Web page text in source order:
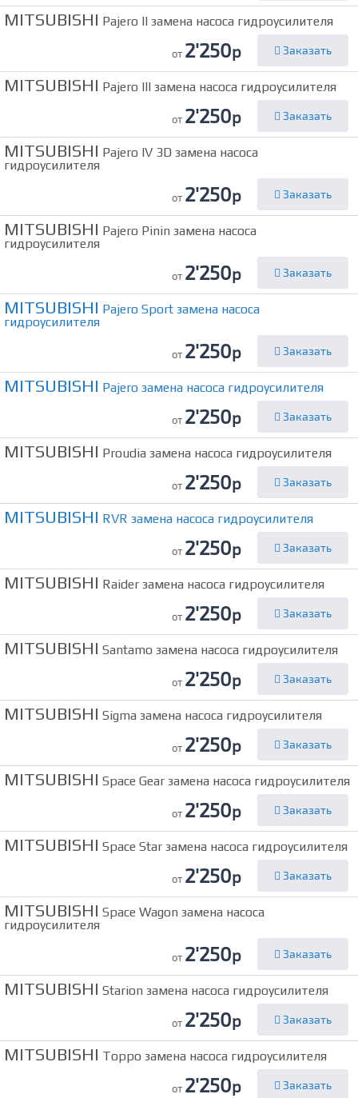
MITSUBISHI Pajero II замена насоса гидроусилителя
от 2'250р Заказать
MITSUBISHI Pajero III замена насоса гидроусилителя
от 2'250р Заказать
MITSUBISHI Pajero IV 3D замена насоса
гидроусилителя
от 2'250р Заказать
MITSUBISHI Pajero Pinin замена насоса
гидроусилителя
от 2'250р Заказать
MITSUBISHI Pajero Sport замена насоса
гидроусилителя
от 2'250р Заказать
MITSUBISHI Pajero замена насоса гидроусилителя
от 2'250р Заказать
MITSUBISHI Proudia замена насоса гидроусилителя
от 2'250р Заказать
MITSUBISHI RVR замена насоса гидроусилителя
от 2'250р Заказать
MITSUBISHI Raider замена насоса гидроусилителя
от 2'250р Заказать
MITSUBISHI Santamo замена насоса гидроусилителя
от 2'250р Заказать
MITSUBISHI Sigma замена насоса гидроусилителя
от 2'250р Заказать
MITSUBISHI Space Gear замена насоса гидроусилителя
от 2'250р Заказать
MITSUBISHI Space Star замена насоса гидроусилителя
от 2'250р Заказать
MITSUBISHI Space Wagon замена насоса
гидроусилителя
от 2'250р Заказать
MITSUBISHI Starion замена насоса гидроусилителя
от 2'250р Заказать
MITSUBISHI Toppo замена насоса гидроусилителя
от 2'250р Заказать